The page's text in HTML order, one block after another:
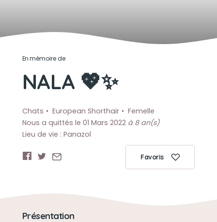
En mémoire de
NALA 💖✨
Chats European Shorthair
Femelle
Nous a quittés le 01 Mars 2022 à 8 an(s)
Lieu de vie : Panazol
Favoris
Présentation